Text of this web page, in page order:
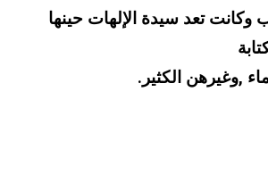
وكانت تعد سيدة الإلهات حينها
,وغيرهن الكثير.